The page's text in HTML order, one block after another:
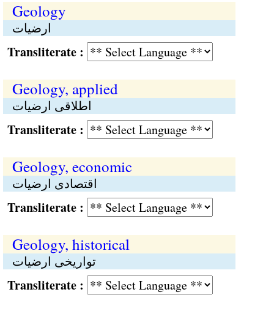
Geology
ارضیات
:
Geology, applied
اطلاقی ارضیات
:
Geology, economic
اقتصادی ارضیات
:
Geology, historical
تواریخی ارضیات
: